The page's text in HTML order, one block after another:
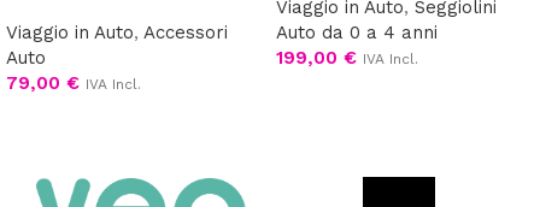
Viaggio in Auto, Accessori
Auto
79,00 € IVA Incl.
Viaggio in Auto, Seggiolini
Auto da 0 a 4 anni
199,00 € IVA Incl.